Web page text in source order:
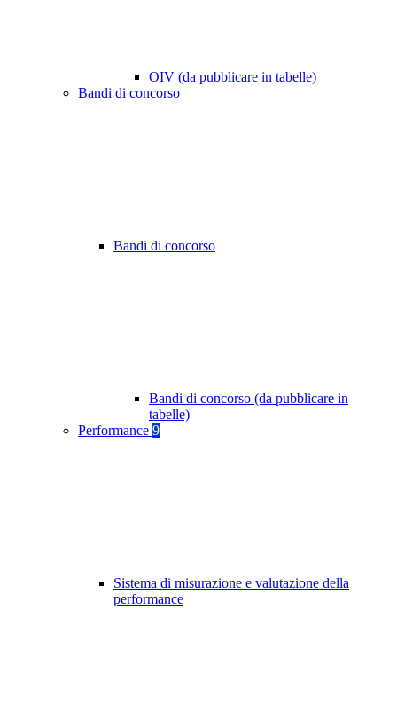
OIV (da pubblicare in tabelle)
Bandi di concorso
Bandi di concorso
Bandi di concorso (da pubblicare in
tabelle)
Performance 9
Sistema di misurazione e valutazione della
performance